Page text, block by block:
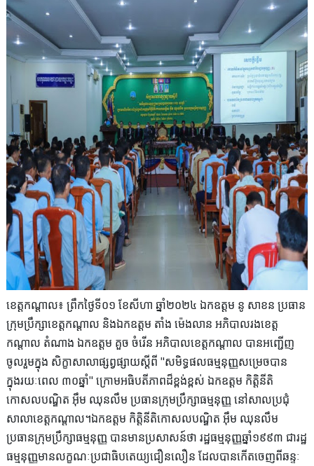
ខេត្តកណ្ដាល៖ ព្រឹកថ្ងៃទី០១ ខែសីហា ឆ្នាំ២០២៤ ឯកឧត្តម នូ សាខន ប្រធាន
ក្រុមប្រឹក្សាខេត្តកណ្តាល និងឯកឧត្តម តាំង ម៉េងលាន អភិបាលរងខេត្ត
កណ្តាល តំណាង ឯកឧត្តម គួច ចំរើន អភិបាលខេត្តកណ្តាល បានអញ្ជើញ
ចូលរួមក្នុង សិក្ខាសាលាផ្សព្វផ្សាយស្តីពី "សមិទ្ធផលធម្មនុញ្ញសម្រេចបាន
ក្នុងរយៈពេល ៣០ឆ្នាំ" ក្រោមអធិបតីភាពដ៏ខ្ពង់ខ្ពស់ ឯកឧត្តម កិត្តិនីតិ
កោសលបណ្ឌិត អុឹម ឈុនលឹម ប្រធានក្រុមប្រឹក្សាធម្មនុញ្ញ នៅសាលប្រជុំ
សាលាខេត្តកណ្តាល។ឯកឧត្តម កិត្តិនីតិកោសលបណ្ឌិត អុឹម ឈុនលឹម
ប្រធានក្រុមប្រឹក្សាធម្មនុញ្ញ បានមានប្រសាសន៍ថា រដ្ឋធម្មនុញ្ញឆ្នាំ១៩៩៣ ជារដ្ឋ
ធម្មនុញ្ញមានលក្ខណៈប្រជាធិបតេយ្យជឿនលឿន ដែលបានកើតចេញពីឆន្ទៈ